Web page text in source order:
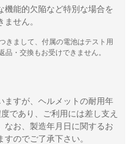
機能的欠陥など特別な場合を
せん。
きまして、付属の電池はテスト用
・交換もお受けできません。
ますが、ヘルメットの耐用年
であり、ご利用には差し支え
なお、製造年月日に関するお
のでご了承下さい。